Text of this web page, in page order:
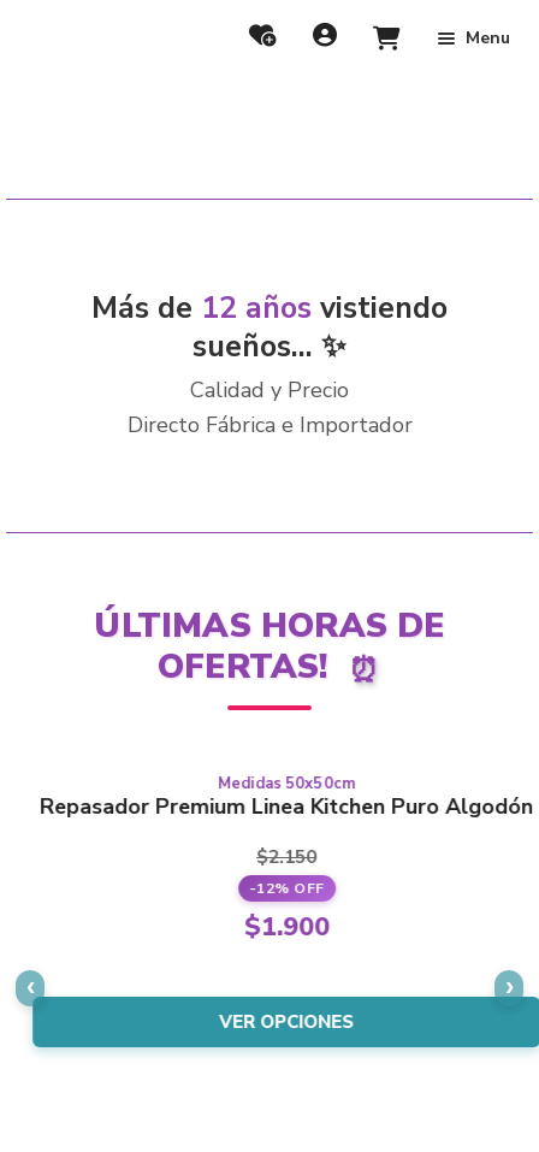
Menu
Más de 12 años vistiendo
sueños... ✨
Calidad y Precio
Directo Fábrica e Importador
ÚLTIMAS HORAS DE
OFERTAS!
⏰
Medidas 50x50cm
Repasador Premium Linea Kitchen Puro Algodón
2.150
-12% OFF
El
era:
$2.150.
1.900
precio
actual
es:
VER OPCIONES
Este
producto
tiene
varias
variantes.
Las
se
pueden
elegir